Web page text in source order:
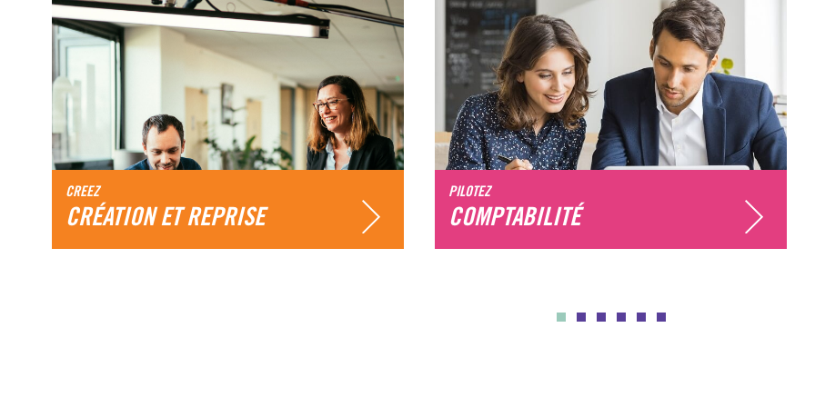
CREEZ
CRÉATION ET REPRISE
PILOTEZ
COMPTABILITÉ